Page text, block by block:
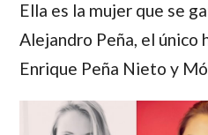
Ella es la mujer que se
Alejandro Peña, el único
Enrique Peña Nieto y